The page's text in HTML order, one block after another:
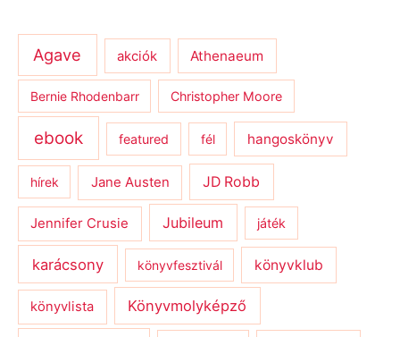
Agave akciók Athenaeum
Bernie Rhodenbarr Christopher Moore
ebook featured fél hangoskönyv
hírek Jane Austen JD Robb
Jennifer Crusie Jubileum játék
karácsony könyvfesztivál könyvklub
könyvlista Könyvmolyképző